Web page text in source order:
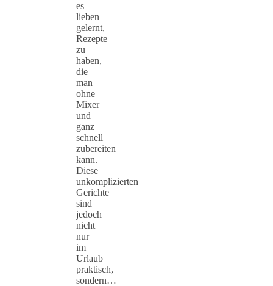
es
lieben
gelernt,
Rezepte
zu
haben,
die
man
ohne
Mixer
und
ganz
schnell
zubereiten
kann.
Diese
unkomplizierten
Gerichte
sind
jedoch
nicht
nur
im
Urlaub
praktisch,
sondern…